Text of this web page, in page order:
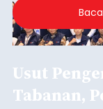
Usut
Tabanan,